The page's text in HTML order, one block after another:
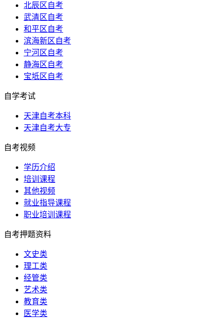
北辰区自考
武清区自考
和平区自考
滨海新区自考
宁河区自考
静海区自考
宝坻区自考
自学考试
天津自考本科
天津自考大专
自考视频
学历介绍
培训课程
其他视频
就业指导课程
职业培训课程
自考押题资料
文史类
理工类
经管类
艺术类
教育类
医学类